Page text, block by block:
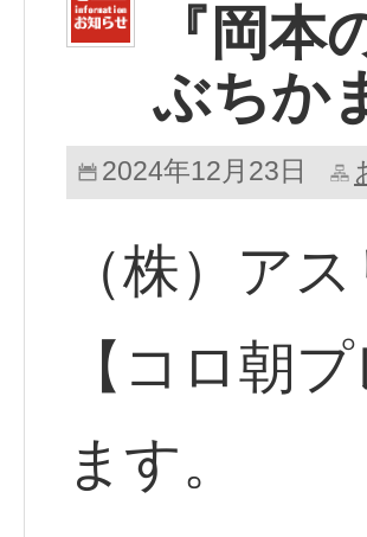
『岡
ぶちか
2024年12月23日
（株）ア
【コロ朝
ます。